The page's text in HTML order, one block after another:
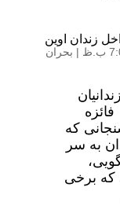
زندان اوین
| بحران
سیاسی ۲۱ شهریور ۱۴۰۳، ۱۵:۰۱ فائزه
که
به سر
که برخی